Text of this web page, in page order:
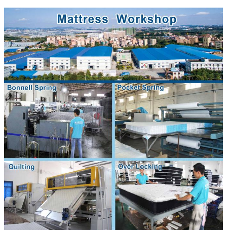
υποβολή